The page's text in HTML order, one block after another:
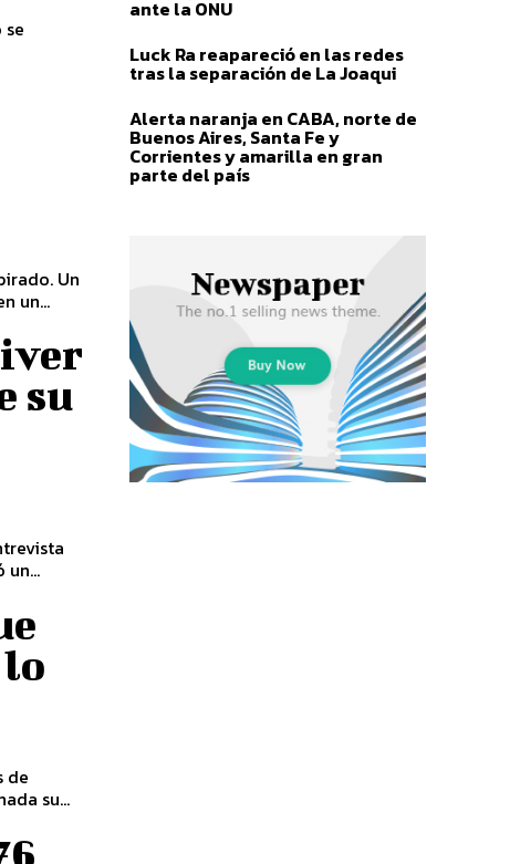
Un
un...
su
lo
de
su...
ante la ONU
Luck Ra reapareció en las redes
tras la separación de La Joaqui
Alerta naranja en CABA, norte de
Buenos Aires, Santa Fe y
Corrientes y amarilla en gran
parte del país